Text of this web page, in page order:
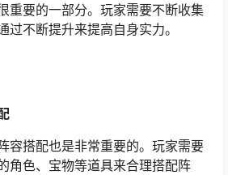
重要的一部分。玩家需要不断收集
过不断提升来提高自身实力。
容搭配也是非常重要的。玩家需要
角色、宝物等道具来合理搭配阵